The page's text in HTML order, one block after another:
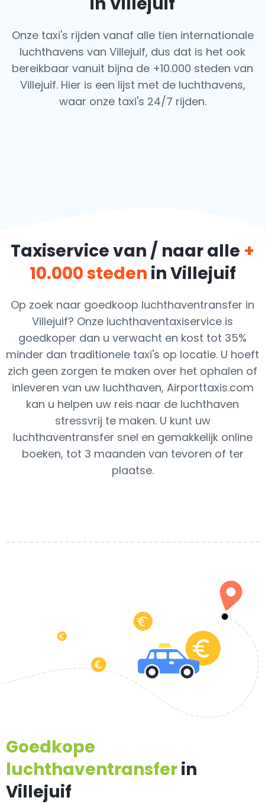
Onze taxi's rijden vanaf alle tien internationale
luchthavens van Villejuif, dus dat is het ook
bereikbaar vanuit bijna de +10.000 steden van
Villejuif. Hier is een lijst met de luchthavens,
waar onze taxi's 24/7 rijden.
Taxiservice van / naar alle +
10.000 steden in Villejuif
Op zoek naar goedkoop luchthaventransfer in
Villejuif? Onze luchthaventaxiservice is
goedkoper dan u verwacht en kost tot 35%
minder dan traditionele taxi's op locatie. U hoeft
zich geen zorgen te maken over het ophalen of
inleveren van uw luchthaven, Airporttaxis.com
kan u helpen uw reis naar de luchthaven
stressvrij te maken. U kunt uw
luchthaventransfer snel en gemakkelijk online
boeken, tot 3 maanden van tevoren of ter
plaatse.
Goedkope
luchthaventransferin
Villejuif